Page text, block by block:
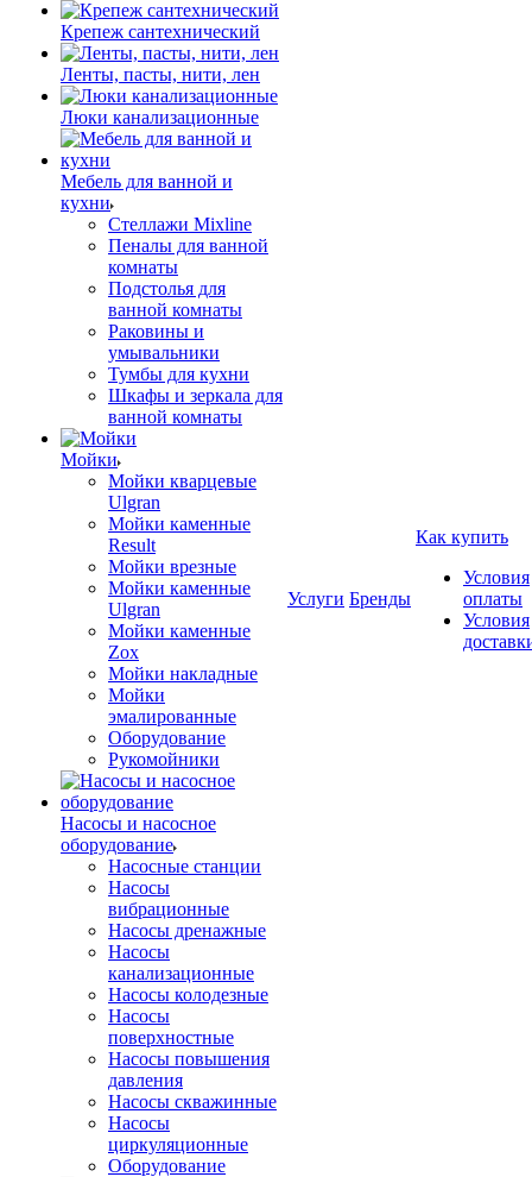
Крепеж сантехнический
Ленты, пасты, нити, лен
Люки канализационные
Мебель для ванной и
кухни
Стеллажи Mixline
Пеналы для ванной
комнаты
Подстолья для
ванной комнаты
Раковины и
умывальники
Тумбы для кухни
Шкафы и зеркала для
ванной комнаты
Мойки
Мойки кварцевые
Ulgran
Мойки каменные
Result
Мойки врезные
Мойки каменные
Ulgran
Мойки каменные
Zox
Мойки накладные
Мойки
эмалированные
Оборудование
Рукомойники
Насосы и насосное
оборудование
Насосные станции
Насосы
вибрационные
Насосы дренажные
Насосы
канализационные
Насосы колодезные
Насосы
поверхностные
Насосы повышения
давления
Насосы скважинные
Насосы
циркуляционные
Оборудование
Услуги Бренды
Как купить
Условия
оплаты
Условия